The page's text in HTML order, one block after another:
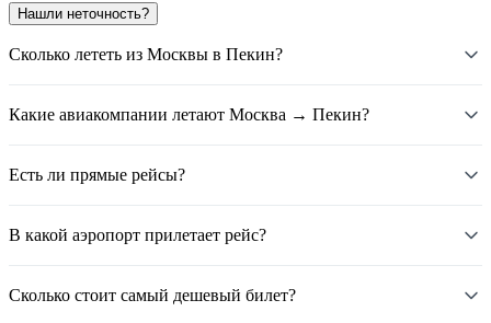
Нашли неточность?
Сколько лететь из Москвы в Пекин?
Какие авиакомпании летают Москва → Пекин?
Есть ли прямые рейсы?
В какой аэропорт прилетает рейс?
Сколько стоит самый дешевый билет?